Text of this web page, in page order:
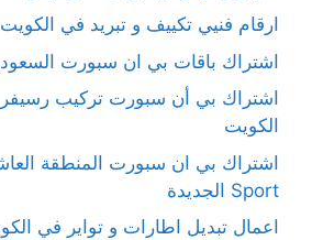
ارقام فنيي تكييف و تبريد في
اشتراك باقات بي ان سبورت
اشتراك بي أن سبورت تركيب
الكويت
Sport الجديدة
اعمال تبديل اطارات و تواير في